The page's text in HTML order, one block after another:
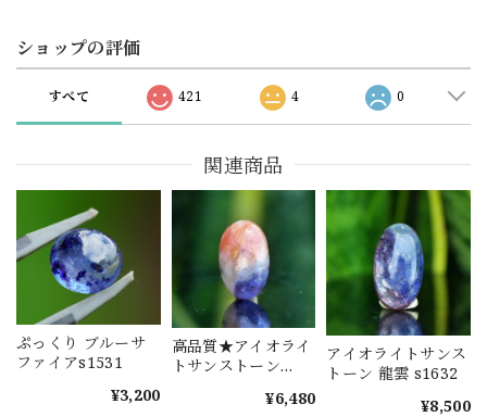
ショップの評価
すべて 421 4 0
関連商品
ぷっくり ブルーサ
ファイアs1531
¥3,200
高品質★アイオライ
トサンストーン
¥6,480
アイオライトサンス
トーン 龍雲 s1632
¥8,500